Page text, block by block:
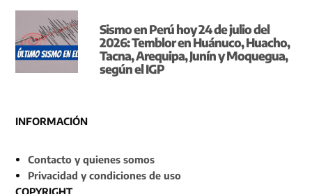
Sismo en Perú hoy 24 de julio del
2026: Temblor en Huánuco, Huacho,
Tacna, Arequipa, Junín y Moquegua,
según el IGP
INFORMACIÓN
Contacto y quienes somos
Privacidad y condiciones de uso
COPYRIGHT